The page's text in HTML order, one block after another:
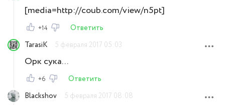
[media=http://coub.com/view/n5pt]
+14
Ответить
TarasiK
5 февраля 2017 05:03
Орк сука...
+6
Ответить
Blackshov
5 февраля 2017 08:08